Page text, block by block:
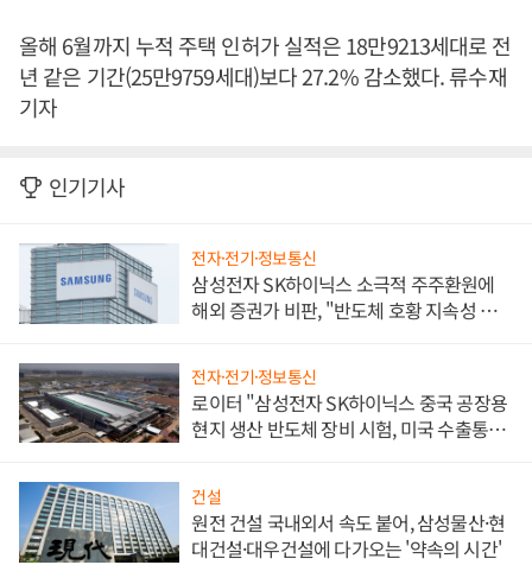
올해 6월까지 누적 주택 인허가 실적은 18만9213세대로 전
년 같은 기간(25만9759세대)보다 27.2% 감소했다. 류수재
기자
인기기사
전자·전기·정보통신
삼성전자 SK하이닉스 소극적 주주환원에
해외 증권가 비판, "반도체 호황 지속성 의
전자·전기·정보통신
로이터 "삼성전자 SK하이닉스 중국 공장용
현지 생산 반도체 장비 시험, 미국 수출통제
건설
원전 건설 국내외서 속도 붙어, 삼성물산·현
대건설·대우건설에 다가오는 '약속의 시간'